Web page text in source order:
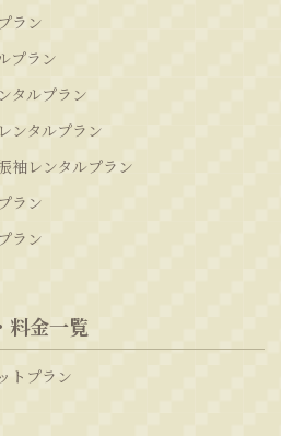
ラン
プラン
タルプラン
ンタルプラン
袖レンタルプラン
ラン
ラン
料金一覧
トプラン